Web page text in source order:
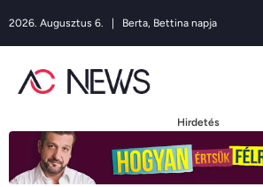
2026. Augusztus 6. | Berta, Bettina napja
Hirdetés